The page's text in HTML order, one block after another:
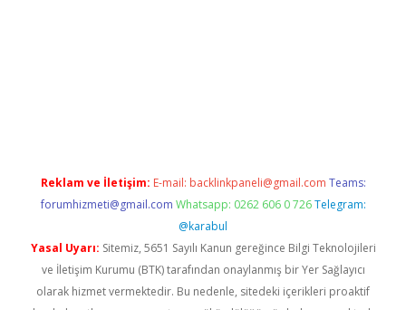
Reklam ve İletişim: E-mail: backlinkpaneli@gmail.com Teams:
forumhizmeti@gmail.com Whatsapp: 0262 606 0 726 Telegram:
@karabul
Yasal Uyarı: Sitemiz, 5651 Sayılı Kanun gereğince Bilgi Teknolojileri
ve İletişim Kurumu (BTK) tarafından onaylanmış bir Yer Sağlayıcı
olarak hizmet vermektedir. Bu nedenle, sitedeki içerikleri proaktif